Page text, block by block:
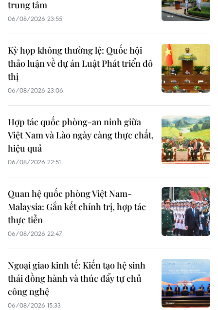
trung tâm
06/08/2026 23:55
Kỳ họp không thường lệ: Quốc hội
thảo luận về dự án Luật Phát triển đô
thị
06/08/2026 23:06
Hợp tác quốc phòng-an ninh giữa
Việt Nam và Lào ngày càng thực chất,
hiệu quả
06/08/2026 22:51
Quan hệ quốc phòng Việt Nam-
Malaysia: Gắn kết chính trị, hợp tác
thực tiễn
06/08/2026 22:47
Ngoại giao kinh tế: Kiến tạo hệ sinh
thái đồng hành và thúc đẩy tự chủ
công nghệ
06/08/2026 15:33